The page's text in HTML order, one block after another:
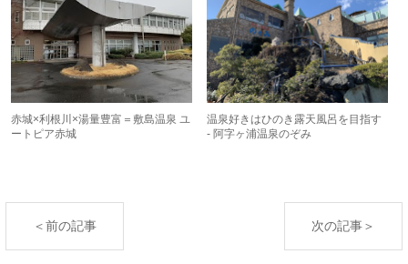
赤城×利根川×湯量豊富＝敷島温泉 ユ
ートピア赤城
温泉好きはひのき露天風呂を目指す
- 阿字ヶ浦温泉のぞみ
＜前の記事 次の記事＞